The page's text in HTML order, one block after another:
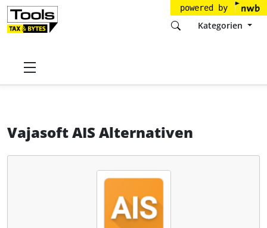
powered by
Kategorien
Startseite
Vajasoft AIS Alternativen